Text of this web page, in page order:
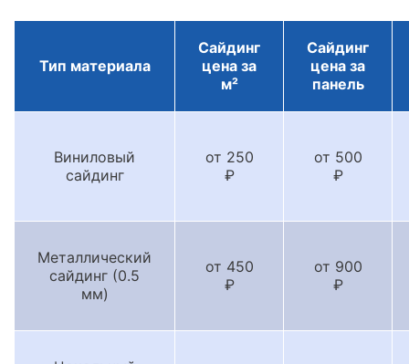
Тип материала
Сайдинг
цена за
м²
Сайдинг
цена за
панель
Виниловый
сайдинг
от 250
₽
от 500
₽
Металлический
сайдинг (0.5
мм)
от 450
₽
от 900
₽